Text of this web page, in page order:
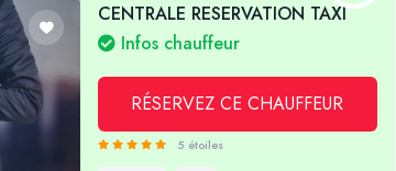
CENTRALE RESERVATION TAXI
Infos chauffeur
RÉSERVEZ CE CHAUFFEUR
5 étoiles